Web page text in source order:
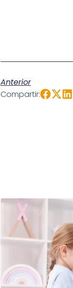
Anterior
Compartir: